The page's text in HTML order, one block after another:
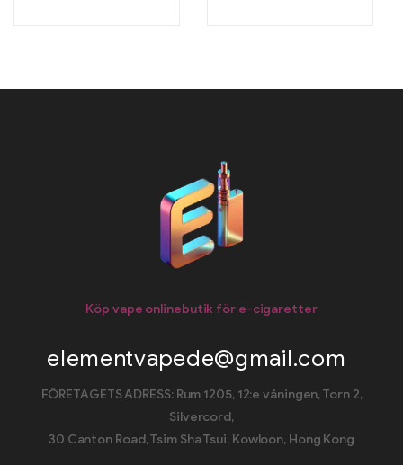
Köp vape onlinebutik för e-cigaretter
elementvapede@gmail.com
FÖRETAGETS ADRESS: Rum 1205, 12:e våningen, Torn 2,
Silvercord,
30 Canton Road, Tsim Sha Tsui, Kowloon, Hong Kong